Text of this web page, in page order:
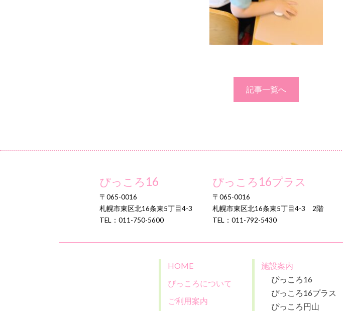
記事一覧へ
ぴっころ16
〒065-0016
札幌市東区北16条東5丁目4-3
TEL：011-750-5600
ぴっころ16プラス
〒065-0016
札幌市東区北16条東5丁目4-3 2階
TEL：011-792-5430
HOME
ぴっころについて
ご利用案内
施設案内
ぴっころ16
ぴっころ16プラス
ぴっころ円山